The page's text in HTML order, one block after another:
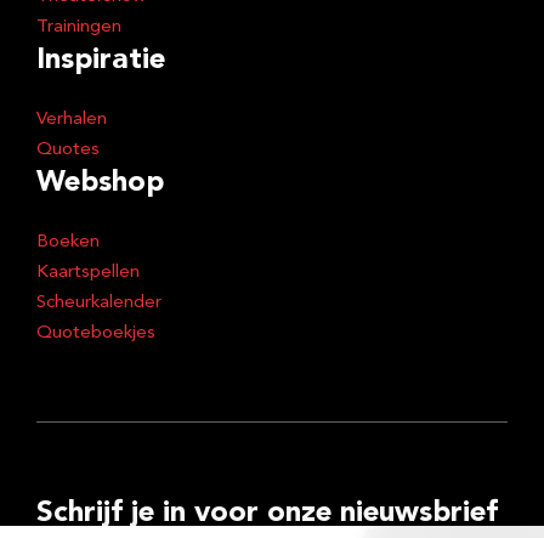
Trainingen
Inspiratie
Verhalen
Quotes
Webshop
Boeken
Kaartspellen
Scheurkalender
Quoteboekjes
Schrijf je in voor onze nieuwsbrief